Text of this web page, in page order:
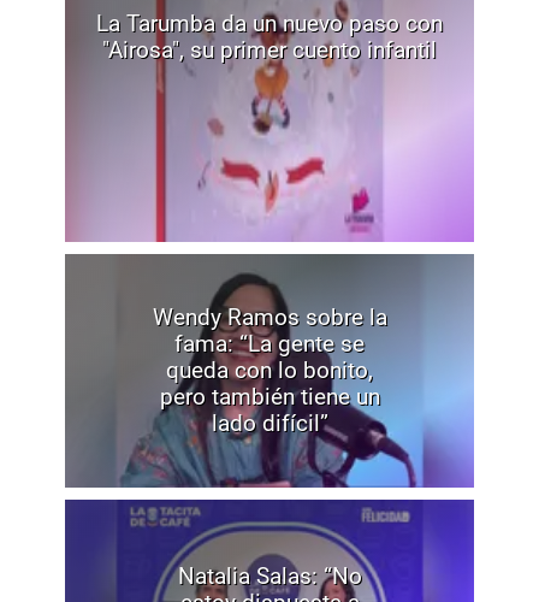
La Tarumba da un nuevo paso con
"Airosa", su primer cuento infantil
Wendy Ramos sobre la
fama: “La gente se
queda con lo bonito,
pero también tiene un
lado difícil”
Natalia Salas: “No